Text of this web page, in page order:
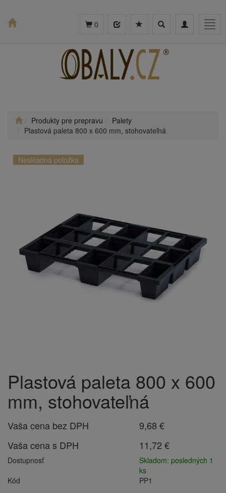
Toggle
Toggle
0
Produkty pre prepravu
Palety
Plastová paleta 800 x 600 mm, stohovateľná
Neskladná položka
Plastová paleta 800 x 600
mm, stohovateľná
Vaša cena bez DPH
9,68 €
Vaša cena s DPH
11,72 €
Dostupnosť
Skladom: posledných 1
ks
Kód
PP1